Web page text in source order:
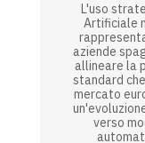
L'uso
Artificiale
aziende
allineare la
standard
mercato
verso